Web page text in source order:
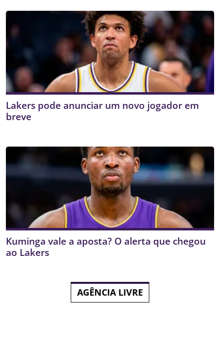
Lakers pode anunciar um novo jogador em
breve
Kuminga vale a aposta? O alerta que chegou
ao Lakers
AGÊNCIA LIVRE